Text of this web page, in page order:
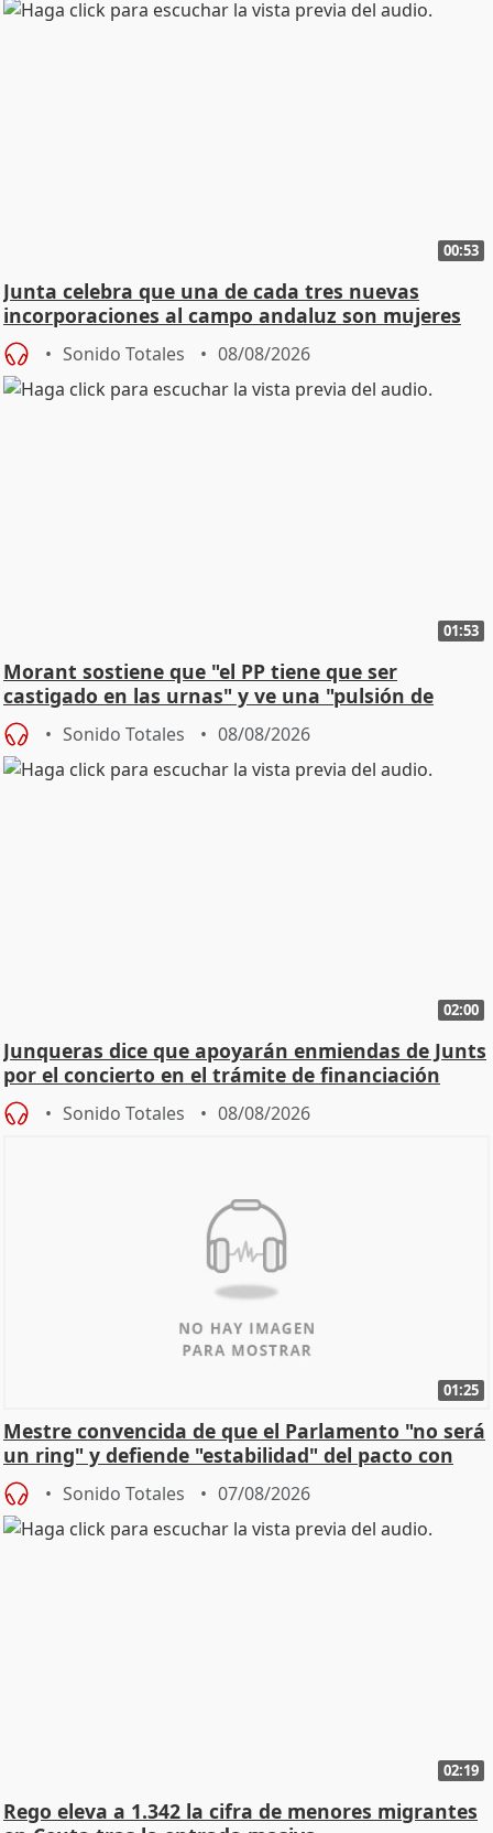
00:53
Junta celebra que una de cada tres nuevas
incorporaciones al campo andaluz son mujeres
jóvenes
Sonido Totales 08/08/2026
01:53
Morant sostiene que "el PP tiene que ser
castigado en las urnas" y ve una "pulsión de
cambio"
Sonido Totales 08/08/2026
02:00
Junqueras dice que apoyarán enmiendas de Junts
por el concierto en el trámite de financiación
Sonido Totales 08/08/2026
01:25
Mestre convencida de que el Parlamento "no será
un ring" y defiende "estabilidad" del pacto con
Vox
Sonido Totales 07/08/2026
02:19
Rego eleva a 1.342 la cifra de menores migrantes